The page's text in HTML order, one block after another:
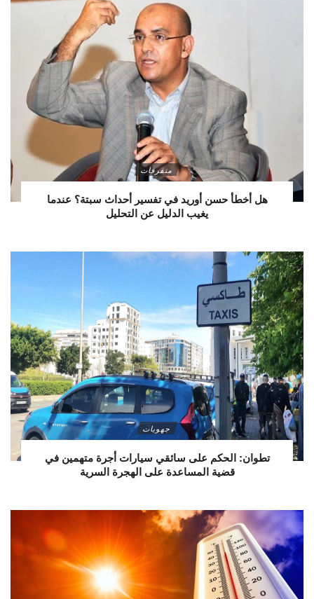
متفرقات
هل أخطأ حسن أوريد في تفسير أحداث سبتة؟ عندما
يغيب الدليل عن التحليل
جهويات
تطوان: الحكم على سائقي سيارات أجرة متهمين في
قضية المساعدة على الهجرة السرية